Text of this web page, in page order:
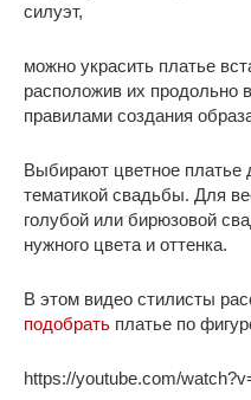
силуэт,
можно украсить платье
расположив их продольно
правилами создания
Выбирают цветное платье
тематикой свадьбы. Для
голубой или бирюзовой
нужного цвета и оттенка.
В этом видео стилисты
подобрать платье по
https://youtube.com/